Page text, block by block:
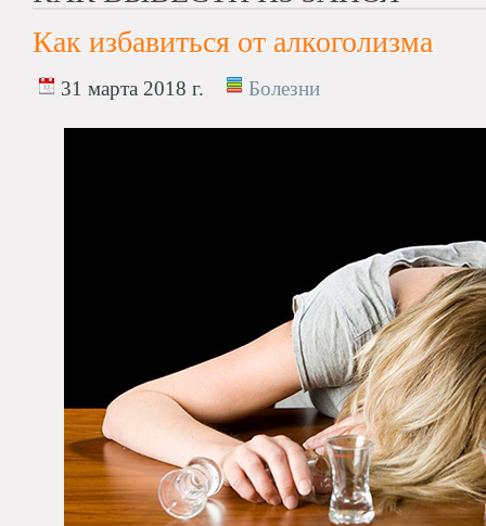
Как избавиться от алкоголизма
31 марта 2018 г. Болезни